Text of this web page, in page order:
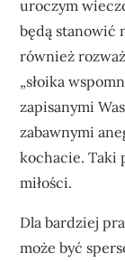
uroczym
będą stanowić
również
„słoika
zapisanymi
zabawnymi
kochacie. Taki
miłości.
Dla bardziej
może być